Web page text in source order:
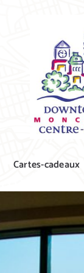
Cartes-cadeaux